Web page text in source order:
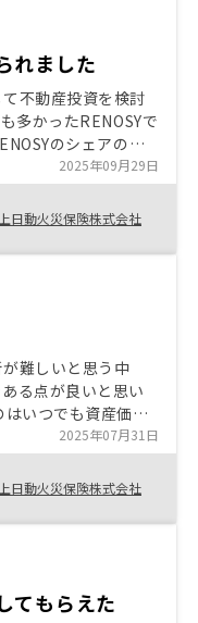
れました
不動産投資を検討
多かったRENOSYで
のシェアの高
リスク含めた丁寧
できました。初め
おすすめします。
2025年09月29日
日動火災保険株式会社
難しいと思う中
る点が良いと思い
いつでも資産価値
大いに、満足してい
2025年07月31日
日動火災保険株式会社
てもらえた